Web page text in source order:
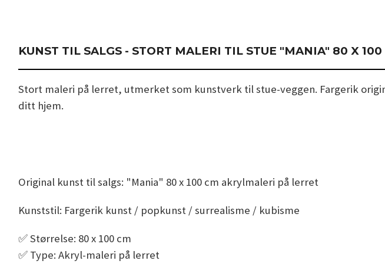
KUNST TIL SALGS - STORT MALERI TIL STUE "MANIA" 80 X
Stort maleri på lerret, utmerket som kunstverk til stue-veggen. Fargerik
ditt hjem.
Original kunst til salgs: "Mania" 80 x 100 cm akrylmaleri på lerret
Kunststil: Fargerik kunst / popkunst / surrealisme / kubisme
✅️ Størrelse: 80 x 100 cm
✅️ Type: Akryl-maleri på lerret